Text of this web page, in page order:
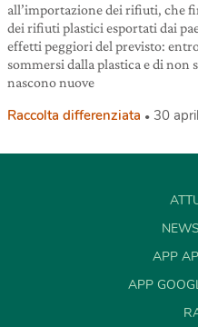
all’importazione dei rifiuti, che
dei rifiuti plastici esportati dai
effetti peggiori del previsto:
sommersi dalla plastica e di non
nascono nuove
Raccolta differenziata 30
APP
APP